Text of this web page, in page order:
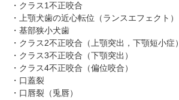
・クラス1不正咬合
・上顎犬歯の近心転位（ランスエフェクト）
・基部狭小犬歯
・クラス2不正咬合（上顎突出，下顎短小症）
・クラス3不正咬合（下顎突出）
・クラス4不正咬合（偏位咬合）
・口蓋裂
・口唇裂（兎唇）